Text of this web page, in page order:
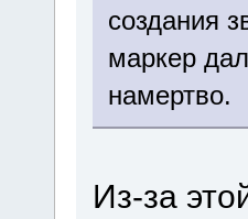
создания
маркер
намертво.
Из-за